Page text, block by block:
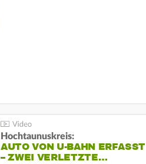
Hochtaunuskreis:
AUTO VON U-BAHN ERFASST
– ZWEI VERLETZTE…